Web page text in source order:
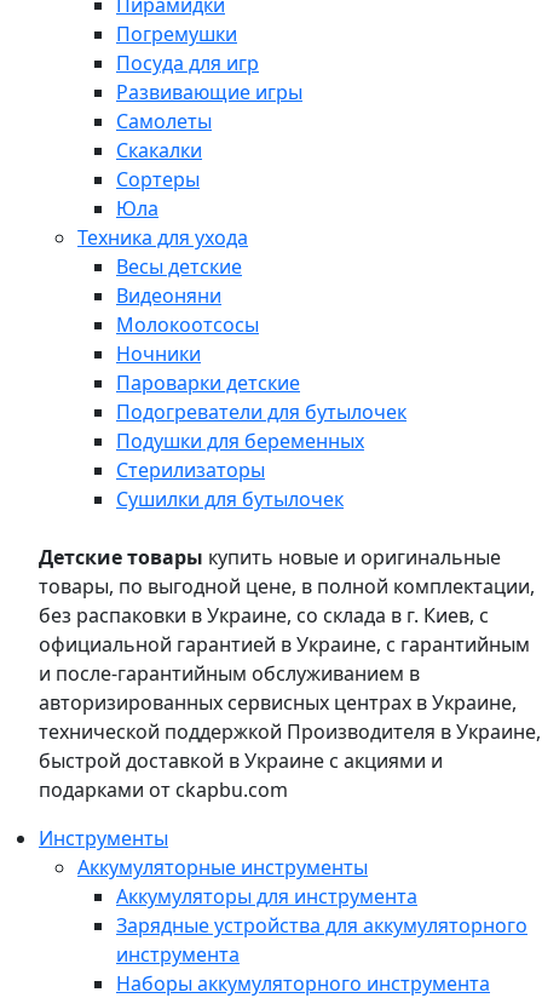
Погремушки
Посуда для игр
Развивающие игры
Самолеты
Скакалки
Сортеры
Юла
Техника для ухода
Весы детские
Видеоняни
Молокоотсосы
Ночники
Пароварки детские
Подогреватели для бутылочек
Подушки для беременных
Стерилизаторы
Сушилки для бутылочек
Детские товары купить новые и оригинальные
товары, по выгодной цене, в полной комплектации,
без распаковки в Украине, со склада в г. Киев, с
официальной гарантией в Украине, с гарантийным
и после-гарантийным обслуживанием в
авторизированных сервисных центрах в Украине,
технической поддержкой Производителя в Украине,
быстрой доставкой в Украине с акциями и
подарками от ckapbu.com
Инструменты
Аккумуляторные инструменты
Аккумуляторы для инструмента
Зарядные устройства для аккумуляторного
инструмента
Наборы аккумуляторного инструмента